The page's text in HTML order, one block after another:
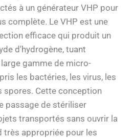
à un générateur VHP pour
complète. Le VHP est une
efficace qui produit un
d'hydrogène, tuant
gamme de micro-
les bactéries, les virus, les
spores. Cette conception
passage de stériliser
transportés sans ouvrir la
très appropriée pour les